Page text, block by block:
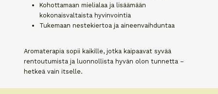
Kohottamaan mielialaa ja lisäämään
kokonaisvaltaista hyvinvointia
Tukemaan nestekiertoa ja aineenvaihduntaa
Aromaterapia sopii kaikille, jotka kaipaavat syvää
rentoutumista ja luonnollista hyvän olon tunnetta –
hetkeä vain itselle.